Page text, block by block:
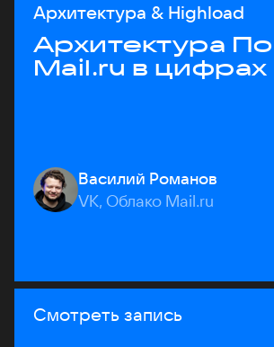
Архитектура & Highload
Архитектура
Mail.ru в цифрах
Василий Романов
VK, Облако Mail.ru
Смотреть запись